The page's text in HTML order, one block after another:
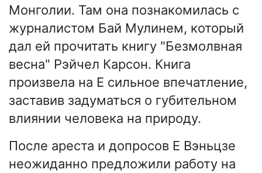
Монголии. Там она познакомилась с
журналистом Бай Мулинем, который
дал ей прочитать книгу "Безмолвная
весна" Рэйчел Карсон. Книга
произвела на Е сильное впечатление,
заставив задуматься о губительном
влиянии человека на природу.
После ареста и допросов Е Вэньцзе
неожиданно предложили работу на